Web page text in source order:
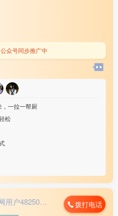
众号同步推广中
一拉一帮厨
松
户482503... 拨打电话